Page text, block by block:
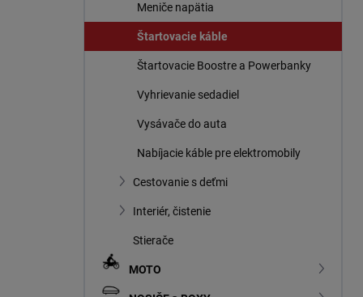
Meniče napätia
Štartovacie káble
Štartovacie Boostre a Powerbanky
Vyhrievanie sedadiel
Vysávače do auta
Nabíjacie káble pre elektromobily
Cestovanie s deťmi
Interiér, čistenie
Stierače
MOTO